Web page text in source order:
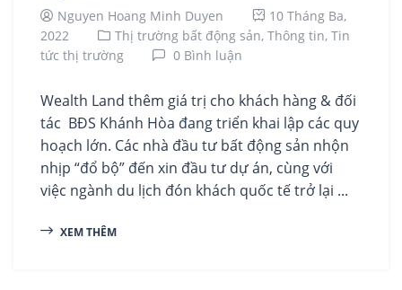
Nguyen Hoang Minh Duyen
10 Tháng Ba,
2022
Thị trường bất động sản, Thông tin, Tin
tức thị trường
0 Bình luận
Wealth Land thêm giá trị cho khách hàng & đối
tác BĐS Khánh Hòa đang triển khai lập các quy
hoạch lớn. Các nhà đầu tư bất động sản nhộn
nhịp “đổ bộ” đến xin đầu tư dự án, cùng với
việc ngành du lịch đón khách quốc tế trở lại ...
XEM THÊM